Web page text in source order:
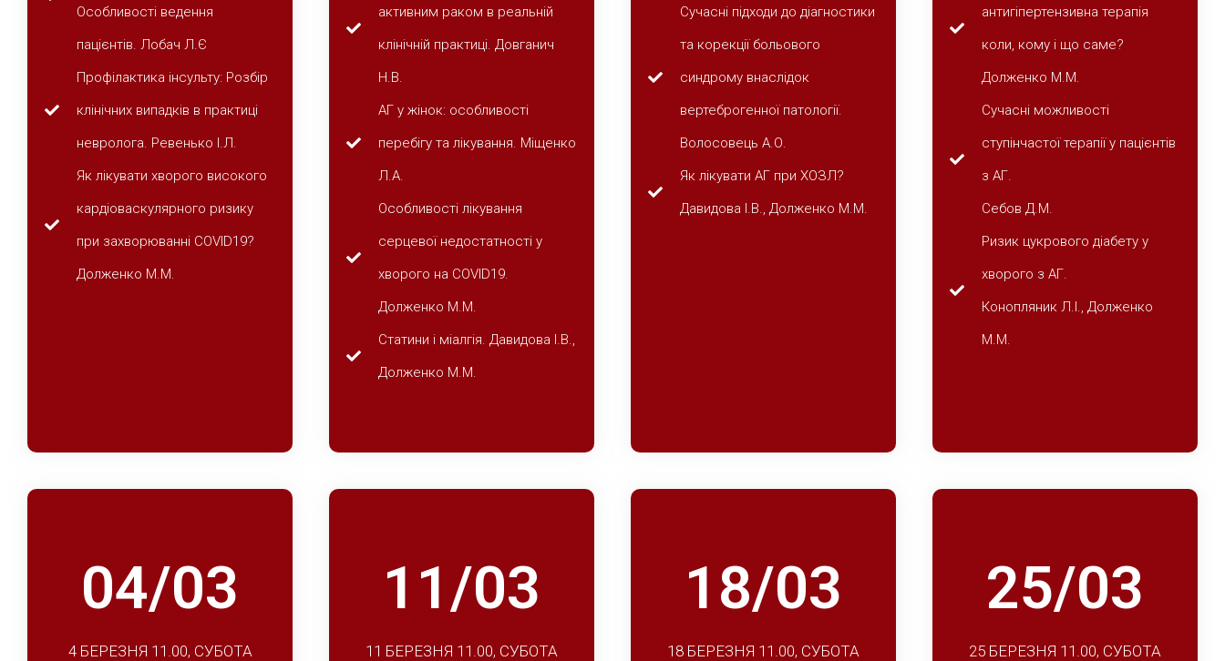
Особливості ведення
пацієнтів. Лобач Л.Є
Профілактика інсульту: Розбір
клінічних випадків в практиці
невролога. Ревенько І.Л.
Як лікувати хворого високого
кардіоваскулярного ризику
при захворюванні CОVID19?
Долженко М.М.
активним раком в реальній
клінічній практиці. Довганич
Н.В.
АГ у жінок: особливості
перебігу та лікування. Міщенко
Л.А.
Особливості лікування
серцевої недостатності у
хворого на СOVID19.
Долженко М.М.
Статини і міалгія. Давидова І.В.,
Долженко М.М.
Сучасні підходи до діагностики
та корекції больового
синдрому внаслідок
вертеброгенної патології.
Волосовець А.О.
Як лікувати АГ при ХОЗЛ?
Давидова І.В., Долженко М.М.
антигіпертензивна терапія
коли, кому і що саме?
Долженко М.М.
Сучасні можливості
ступінчастої терапії у пацієнтів
з АГ.
Себов Д.М.
Ризик цукрового діабету у
хворого з АГ.
Конопляник Л.І., Долженко
М.М.
04/03
4 БЕРЕЗНЯ 11.00, СУБОТА
11/03
11 БЕРЕЗНЯ 11.00, СУБОТА
18/03
18 БЕРЕЗНЯ 11.00, СУБОТА
25/03
25 БЕРЕЗНЯ 11.00, СУБОТА